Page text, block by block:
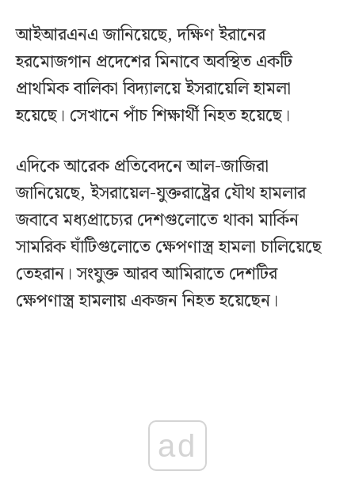
আইআরএনএ জানিয়েছে, দক্ষিণ ইরানের
হরমোজগান প্রদেশের মিনাবে অবস্থিত একটি
প্রাথমিক বালিকা বিদ্যালয়ে ইসরায়েলি হামলা
হয়েছে। সেখানে পাঁচ শিক্ষার্থী নিহত হয়েছে।
এদিকে আরেক প্রতিবেদনে আল-জাজিরা
জানিয়েছে, ইসরায়েল-যুক্তরাষ্ট্রের যৌথ হামলার
জবাবে মধ্যপ্রাচ্যের দেশগুলোতে থাকা মার্কিন
সামরিক ঘাঁটিগুলোতে ক্ষেপণাস্ত্র হামলা চালিয়েছে
তেহরান। সংযুক্ত আরব আমিরাতে দেশটির
ক্ষেপণাস্ত্র হামলায় একজন নিহত হয়েছেন।
ad